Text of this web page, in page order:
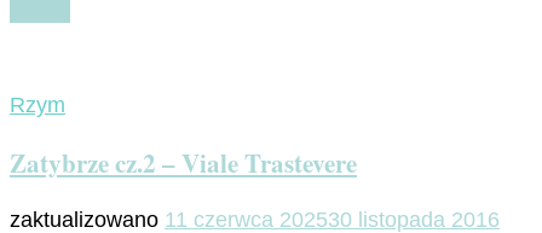
Rzym
Zatybrze cz.2 – Viale Trastevere
zaktualizowano 11 czerwca 202530 listopada 2016